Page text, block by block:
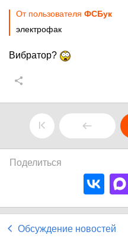
От пользователя ФСБук
электрофак
Вибратор?
Поделиться
Обсуждение новостей